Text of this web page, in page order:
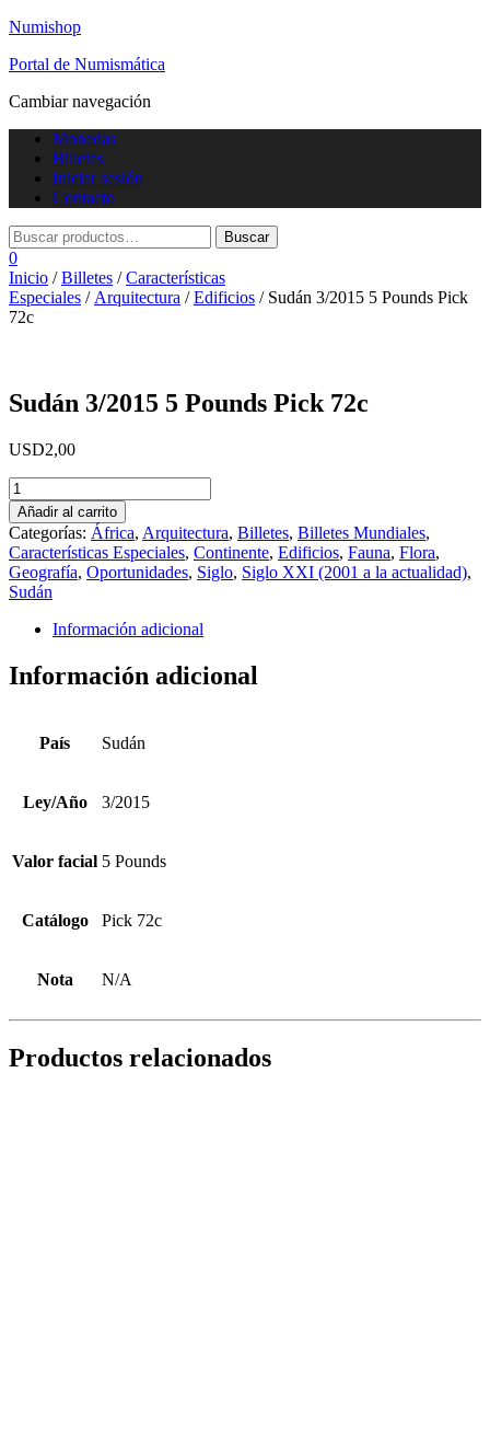
Numishop
Portal de Numismática
Cambiar navegación
Monedas
Billetes
Iniciar sesión
Contacto
0
Inicio /Billetes /Características
Especiales / Arquitectura /Edificios / Sudán 3/2015 5 Pounds Pick
72c
Sudán 3/2015 5 Pounds Pick 72c
USD2,00
Sudán
3/2015
5
Pounds
Pick
72c
cantidad
Añadir al carrito
Categorías: África, Arquitectura, Billetes, Billetes Mundiales,
Características Especiales, Continente, Edificios, Fauna, Flora,
Geografía, Oportunidades, Siglo, Siglo XXI (2001 a la actualidad),
Sudán
Información adicional
Información adicional
País Sudán
Ley/Año 3/2015
Valor facial 5 Pounds
Catálogo Pick 72c
Nota N/A
Productos relacionados